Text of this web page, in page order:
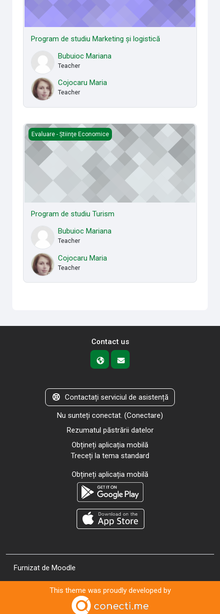
Program de studiu Marketing și logistică
Bubuioc Mariana
Teacher
Cojocaru Maria
Teacher
Program de studiu Turism
Evaluare - Știinţe Economice
Program de studiu Turism
Bubuioc Mariana
Teacher
Cojocaru Maria
Teacher
Contact us
Contactați serviciul de asistență
Nu sunteți conectat. (Conectare)
Rezumatul păstrării datelor
Obțineți aplicația mobilă
Treceți la tema standard
Obțineți aplicația mobilă
Furnizat de Moodle
This theme was proudly developed by